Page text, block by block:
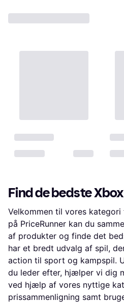
Find de bedste
Velkommen til vores
på PriceRunner kan du
af produkter og finde det
har et bredt udvalg af spil,
action til sport og kampspil.
du leder efter, hjælper vi dig
ved hjælp af vores nyttige
prissammenligning samt